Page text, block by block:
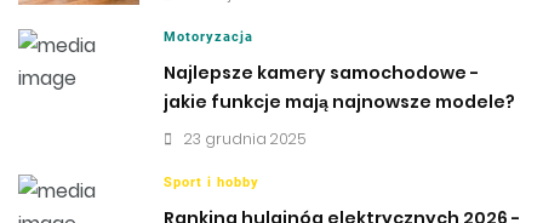
Motoryzacja
Najlepsze kamery samochodowe -
jakie funkcje mają najnowsze modele?
23 grudnia 2025
Sport i hobby